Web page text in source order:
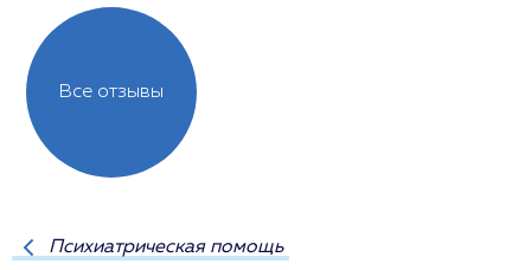
Все отзывы
Психиатрическая помощь